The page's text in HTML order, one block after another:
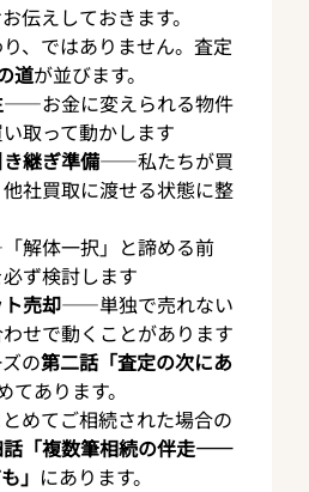
伝えしておきます。
、ではありません。査定
道が並びます。
——お金に変えられる物件
取って動かします
継ぎ準備——私たちが買
社買取に渡せる状態に整
解体一択」と諦める前
ず検討します
売却——単独で売れない
せで動くことがあります
の第二話「査定の次にあ
てあります。
めてご相続された場合の
話「複数筆相続の伴走——
」 にあります。